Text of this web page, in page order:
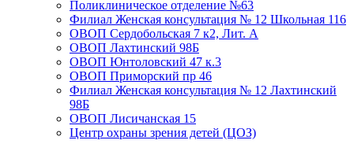
Поликлиническое отделение №63
Филиал Женская консультация № 12 Школьная 116
ОВОП Сердобольская 7 к2, Лит. А
ОВОП Лахтинский 98Б
ОВОП Юнтоловский 47 к.3
ОВОП Приморский пр 46
Филиал Женская консультация № 12 Лахтинский
98Б
ОВОП Лисичанская 15
Центр охраны зрения детей (ЦОЗ)